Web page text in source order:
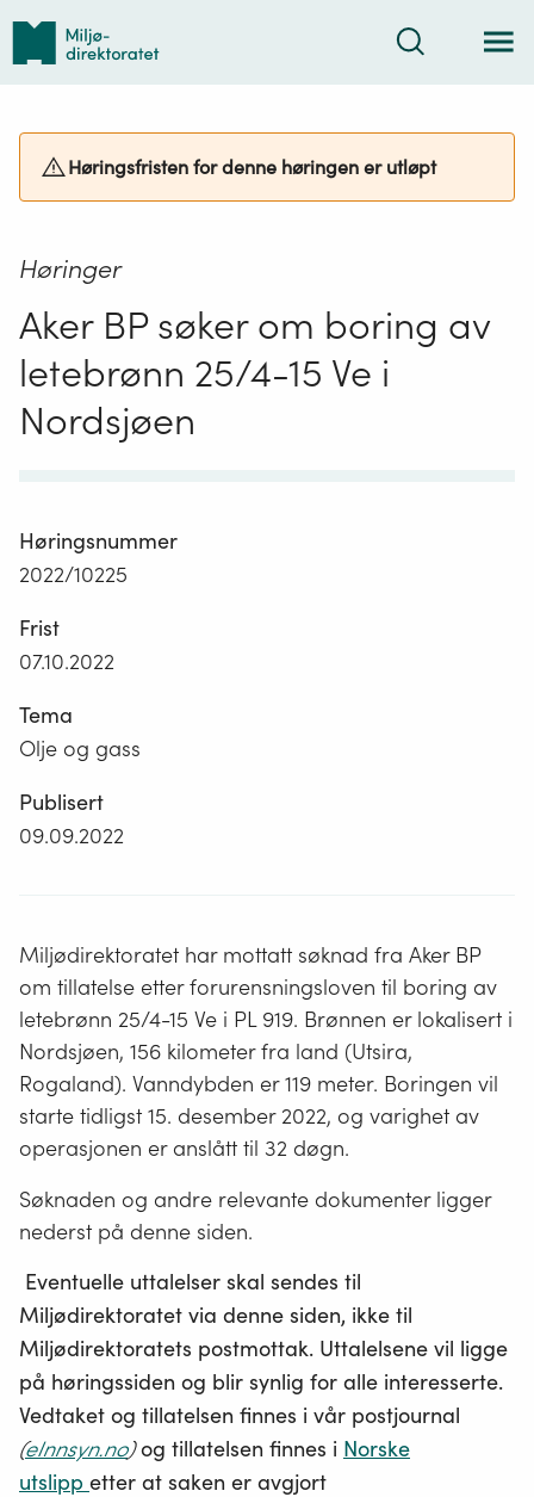
Tilbake
forsiden
Søk
Høringsfristen for denne høringen er utløpt
Høringer
Aker BP søker om boring av
letebrønn 25/4-15 Ve i
Nordsjøen
Høringsnummer
2022/10225
Frist
07.10.2022
Tema
Olje og gass
Publisert
09.09.2022
Miljødirektoratet har mottatt søknad fra Aker BP
om tillatelse etter forurensningsloven til boring av
letebrønn 25/4-15 Ve i PL 919. Brønnen er lokalisert i
Nordsjøen, 156 kilometer fra land (Utsira,
Rogaland). Vanndybden er 119 meter. Boringen vil
starte tidligst 15. desember 2022, og varighet av
operasjonen er anslått til 32 døgn.
Søknaden og andre relevante dokumenter ligger
nederst på denne siden.
Eventuelle uttalelser skal sendes til
Miljødirektoratet via denne siden, ikke til
Miljødirektoratets postmottak. Uttalelsene vil ligge
på høringssiden og blir synlig for alle interesserte.
Vedtaket og tillatelsen finnes i vår postjournal
(eInnsyn.no)og tillatelsen finnes i Norske
utslipp etter at saken er avgjort